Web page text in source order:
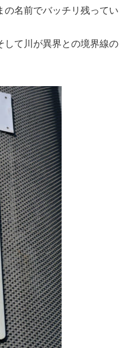
の名前でバッチリ残ってい
して川が異界との境界線の